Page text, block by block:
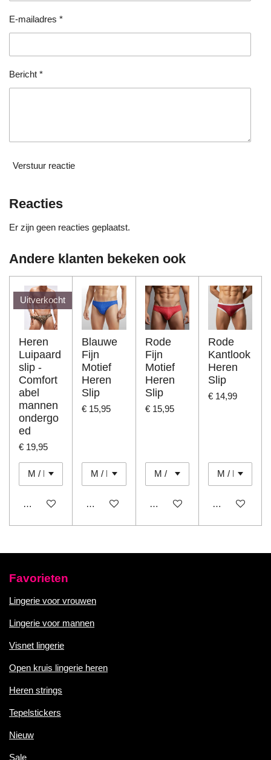
e
r
e
n
e
n
e
n
e e
E-mailadres *
Bericht *
Verstuur reactie
Reacties
Er zijn geen reacties geplaatst.
Andere klanten bekeken ook
Uitverkocht
Heren
Luipaard
slip -
Comfort
abel
mannen
ondergo
ed
€ 19,95
Houd mij op de hoogte
Blauwe
Fijn
Motief
Heren
Slip
€ 15,95
In winkelwagen
Rode
Fijn
Motief
Heren
Slip
€ 15,95
In winkelwagen
Rode
Kantlook
Heren
Slip
€ 14,99
In
Favorieten
Lingerie voor vrouwen
Lingerie voor mannen
Visnet lingerie
Open kruis lingerie heren
Heren strings
Tepelstickers
Nieuw
Sale